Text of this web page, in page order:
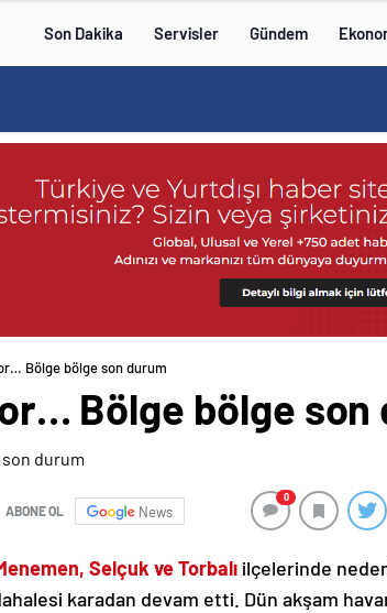
Son Dakika Servisler Gündem
Bölge bölge son durum
Bölge bölge son
ABONE OL News
0
Selçuk ve Torbalı ilçelerinde
karadan devam etti. Dün akşam